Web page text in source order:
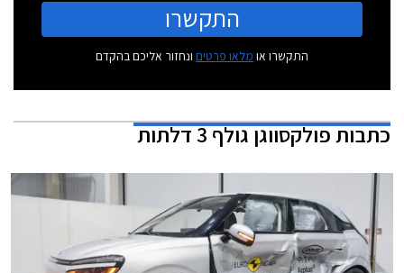
התקשרו
התקשרו או מלאו פרטים ונחזור אליכם בהקדם
כתבותפולקסווגן גולף 3 דלתות